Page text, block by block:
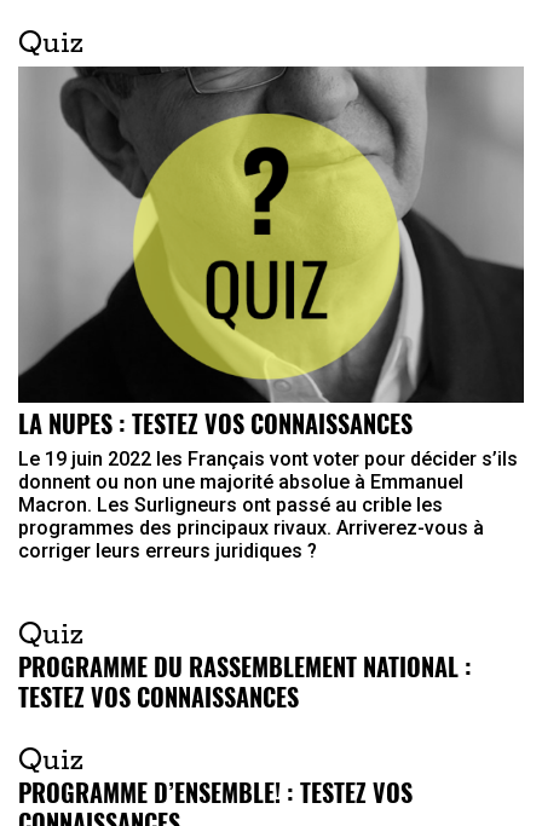
Quiz
LA NUPES : TESTEZ VOS CONNAISSANCES
Le 19 juin 2022 les Français vont voter pour décider s’ils
donnent ou non une majorité absolue à Emmanuel
Macron. Les Surligneurs ont passé au crible les
programmes des principaux rivaux. Arriverez-vous à
corriger leurs erreurs juridiques ?
Quiz
PROGRAMME DU RASSEMBLEMENT NATIONAL :
TESTEZ VOS CONNAISSANCES
Quiz
PROGRAMME D’ENSEMBLE! : TESTEZ VOS